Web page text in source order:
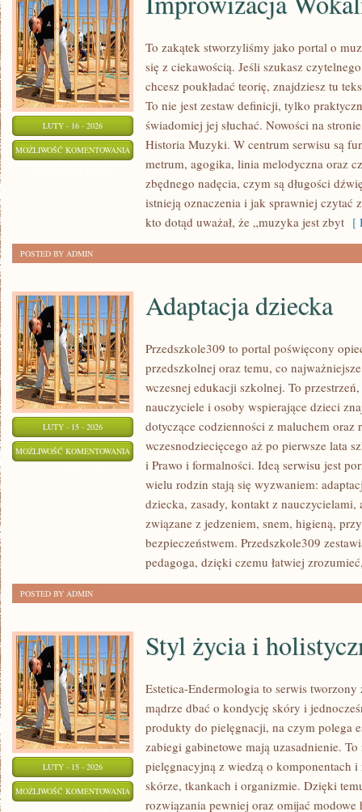
LUTY - 16 - 2026
MOŻLIWOŚĆ KOMENTOWANIA IMPROWIZACJA
WOKALNA
MUZYCZNA
To zakątek stworzyliśmy jako portal o
się z ciekawością. Jeśli szukasz
chcesz poukładać teorię, znajdziesz tu
To nie jest zestaw definicji, tylko
świadomiej jej słuchać. Nowości na
Historia Muzyki. W centrum serwisu są
metrum, agogika, linia melodyczna oraz
zbędnego nadęcia, czym są długości
istnieją oznaczenia i jak sprawniej czytać
kto dotąd uważał, że „muzyka jest zbyt [
POSTED BY ADMIN
LUTY - 15 - 2026
MOŻLIWOŚĆ KOMENTOWANIA ADAPTACJA
DZIECKA
Adaptacja dziecka
Przedszkole309 to portal poświęcony
przedszkolnej oraz temu, co
wczesnej edukacji szkolnej. To
nauczyciele i osoby wspierające dzieci
dotyczące codzienności z maluchem
wczesnodziecięcego aż po pierwsze lata
i Prawo i formalności. Ideą serwisu jest
wielu rodzin stają się wyzwaniem:
dziecka, zasady, kontakt z
związane z jedzeniem, snem, higieną,
bezpieczeństwem. Przedszkole309
pedagoga, dzięki czemu łatwiej
POSTED BY ADMIN
LUTY - 15 - 2026
MOŻLIWOŚĆ KOMENTOWANIA STYL
Styl życia i
Estetica-Endermologia to serwis
mądrze dbać o kondycję skóry i
produkty do pielęgnacji, na czym polega
zabiegi gabinetowe mają uzasadnienie.
pielęgnacyjną z wiedzą o komponentach
skórze, tkankach i organizmie. Dzięki
rozwiązania pewniej oraz omijać modowe